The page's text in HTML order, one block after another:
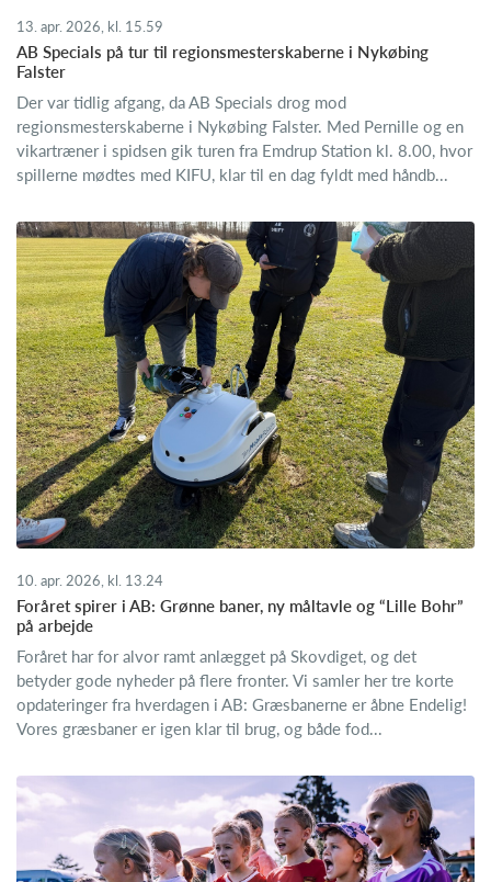
13. apr. 2026, kl. 15.59
AB Specials på tur til regionsmesterskaberne i Nykøbing
Falster
Der var tidlig afgang, da AB Specials drog mod
regionsmesterskaberne i Nykøbing Falster. Med Pernille og en
vikartræner i spidsen gik turen fra Emdrup Station kl. 8.00, hvor
spillerne mødtes med KIFU, klar til en dag fyldt med håndb...
10. apr. 2026, kl. 13.24
Foråret spirer i AB: Grønne baner, ny måltavle og “Lille Bohr”
på arbejde
Foråret har for alvor ramt anlægget på Skovdiget, og det
betyder gode nyheder på flere fronter. Vi samler her tre korte
opdateringer fra hverdagen i AB: Græsbanerne er åbne Endelig!
Vores græsbaner er igen klar til brug, og både fod...